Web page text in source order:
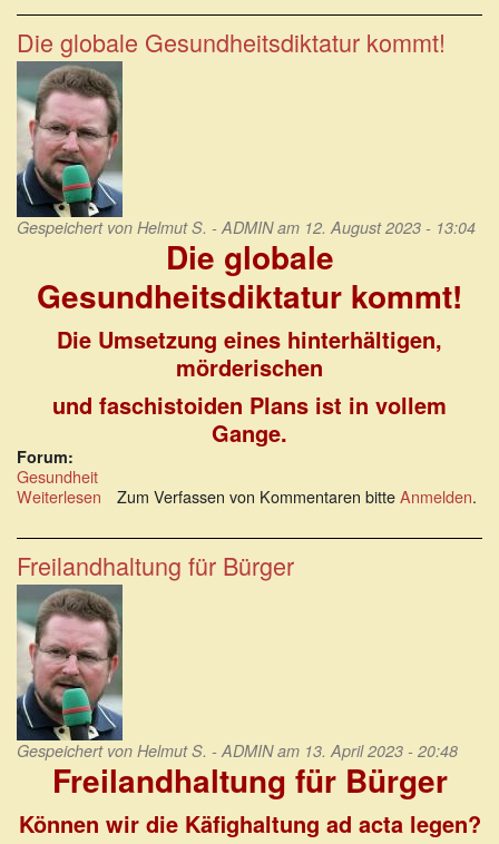
große
Bluff:
Die
Täter
und
Mittäter
der
COVID-
19-
Inszenierung
Die globale Gesundheitsdiktatur kommt!
Gespeichert von Helmut S. - ADMINam 12. August 2023 - 13:04
Die globale
Gesundheitsdiktatur kommt!
Die Umsetzung eines hinterhältigen,
mörderischen
und faschistoiden Plans ist in vollem
Gange.
Forum:
Gesundheit
Weiterlesen über
globale
Gesundheitsdiktatur
kommt!
Zum Verfassen von Kommentaren bitteAnmelden.
Freilandhaltung für Bürger
Gespeichert von Helmut S. - ADMINam 13. April 2023 - 20:48
Freilandhaltung für Bürger
Können wir die Käfighaltung ad acta legen?